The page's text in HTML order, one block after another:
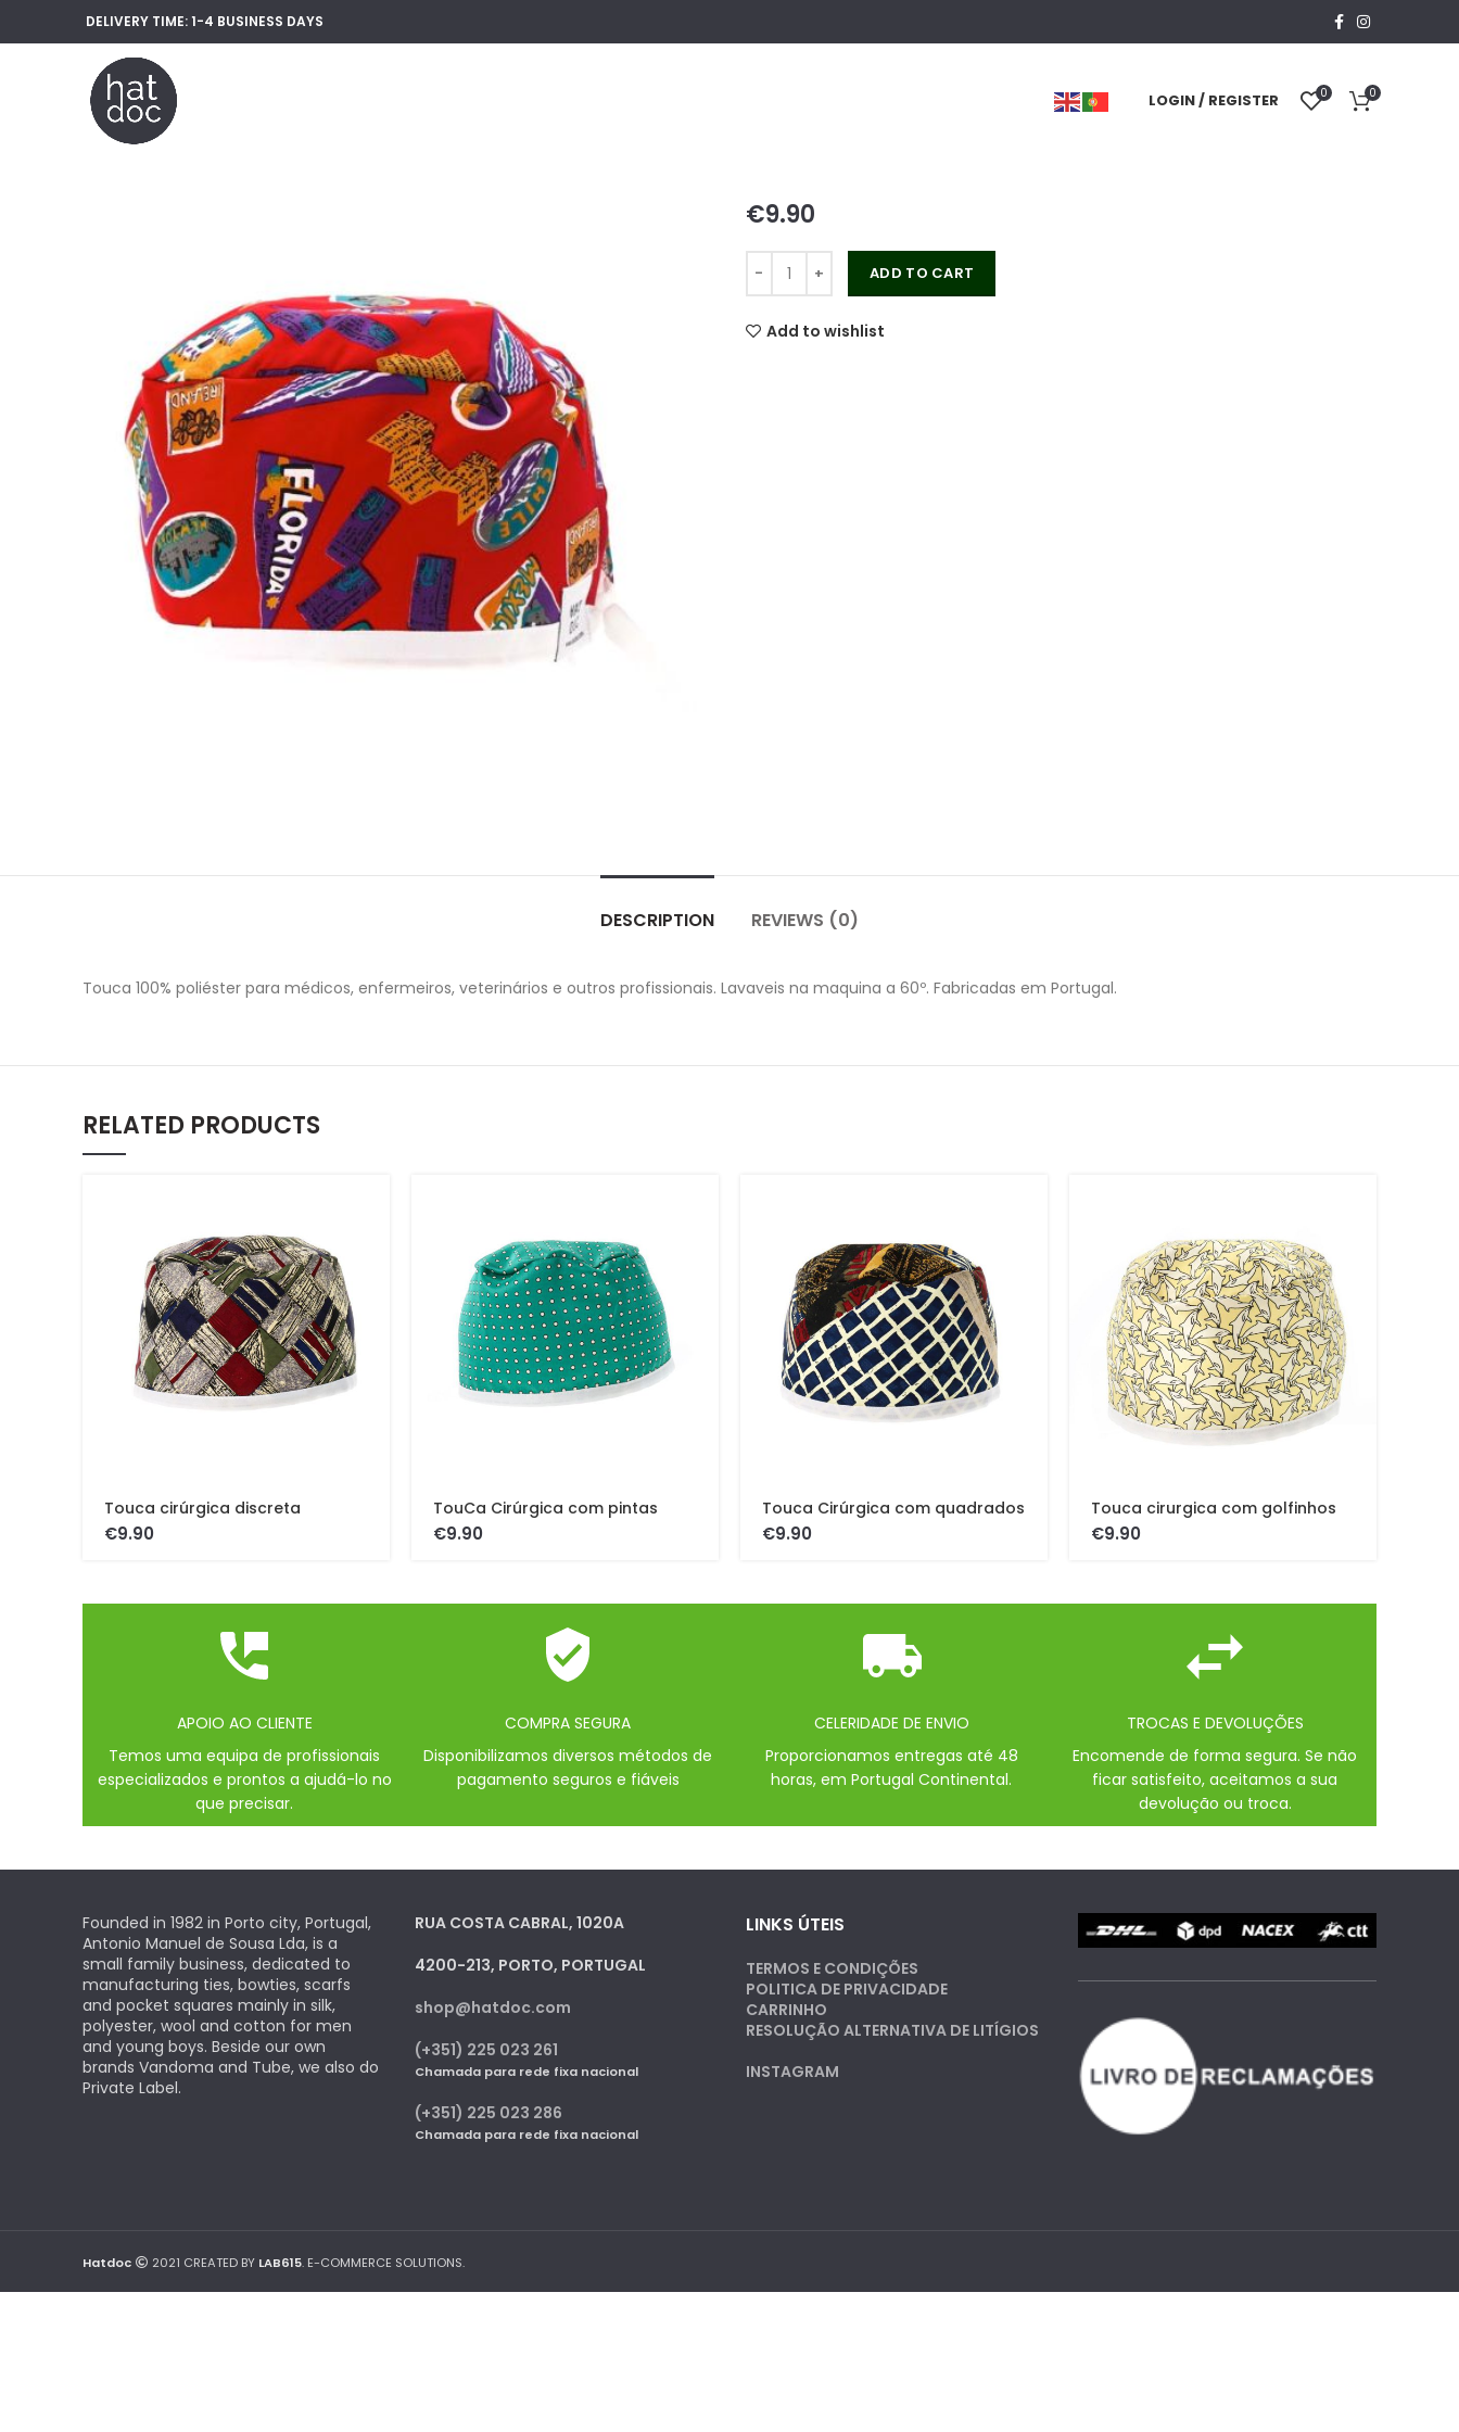
DELIVERY TIME: 1-4 BUSINESS DAYS
LOGIN / REGISTER 0 0
€
ADD TO CART
Add to wishlist
DESCRIPTION REVIEWS (0)
Touca 100% poliéster para médicos, enfermeiros, veterinários e outros profissionais. Lavaveis na maquina a 60º. Fabricadas em Portugal.
RELATED PRODUCTS
Touca cirúrgica discreta
€
TouCa Cirúrgica com pintas
€
Touca Cirúrgica com quadrados
€
Touca cirurgica com golfinhos
€
APOIO AO CLIENTE
Temos uma equipa de profissionais
especializados e prontos a ajudá-lo no
que precisar.
COMPRA SEGURA
Disponibilizamos diversos métodos de
pagamento seguros e fiáveis
CELERIDADE DE ENVIO
Proporcionamos entregas até 48
horas, em Portugal Continental.
TROCAS E DEVOLUÇÕES
Encomende de forma segura. Se não
ficar satisfeito, aceitamos a sua
devolução ou troca.
Founded in 1982 in Porto city, Portugal,
Antonio Manuel de Sousa Lda, is a
small family business, dedicated to
manufacturing ties, bowties, scarfs
and pocket squares mainly in silk,
polyester, wool and cotton for men
and young boys. Beside our own
brands Vandoma and Tube, we also do
Private Label.
RUA COSTA CABRAL, 1020A
4200-213, PORTO, PORTUGAL
shop@hatdoc.com
(+351) 225 023 261
Chamada para rede fixa nacional
(+351) 225 023 286
Chamada para rede fixa nacional
LINKS ÚTEIS
TERMOS E CONDIÇÕES
POLITICA DE PRIVACIDADE
CARRINHO
RESOLUÇÃO ALTERNATIVA DE LITÍGIOS
INSTAGRAM
Hatdoc 2021 CREATED BY LAB615. E-COMMERCE SOLUTIONS.